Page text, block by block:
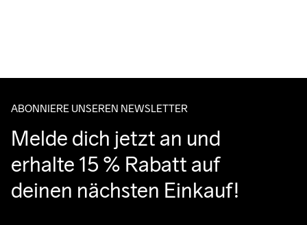
Energierückgabe und
Komfort auf
verschiedenen
Untergründen sorgt.
ABONNIERE UNSEREN NEWSLETTER
Melde dich jetzt an und
erhalte 15 % Rabatt auf
deinen nächsten Einkauf!